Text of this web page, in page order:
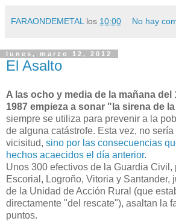
FARAONDEMETAL los 10:00 No hay
lunes, marzo 12, 2012
El Asalto
A las ocho y media de la mañana del
1987 empieza a sonar "la sirena de
siempre se utiliza para prevenir a la
de alguna catástrofe. Esta vez, no
vicisitud, sino por las consecuencias
hechos acaecidos el día anterior.
Unos 300 efectivos de la Guardia Civil,
Escorial, Logroño, Vitoria y Santander,
de la Unidad de Acción Rural (que
directamente "del rescate"), asaltan la
puntos.